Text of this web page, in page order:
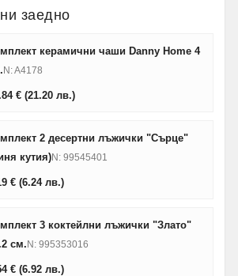
заедно
керамични чаши Danny Home 4
N: A4178
€ (21.20 лв.)
2 десертни лъжички "Сърце"
кутия)N: 99545401
€ (6.24 лв.)
3 коктейлни лъжички "Злато"
см.N: 995353016
€ (6.92 лв.)